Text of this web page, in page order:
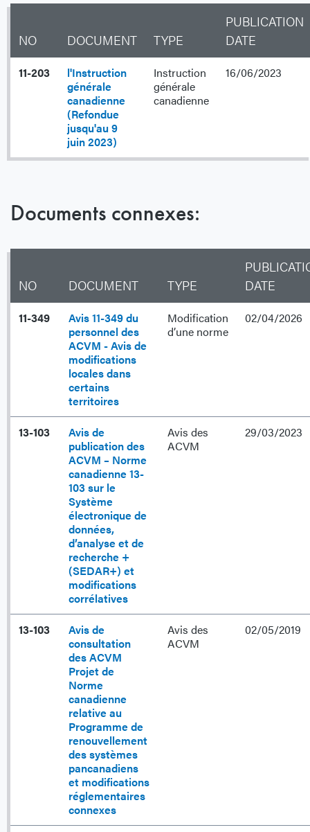
NO DOCUMENT TYPE
PUBLICATION
DATE
11-203
l'Instruction
générale
canadienne
(Refondue
jusqu'au 9
juin 2023)
Instruction
générale
canadienne
16/06/2023
Documents connexes:
NO DOCUMENT TYPE
DATE
11-349
Avis 11-349 du
personnel des
ACVM - Avis de
modifications
locales dans
certains
territoires
Modification
d’une norme
02/04/2026
13-103
Avis de
publication des
ACVM – Norme
canadienne 13-
103 sur le
Système
électronique de
données,
d’analyse et de
recherche +
(SEDAR+) et
modifications
corrélatives
Avis des
ACVM
29/03/2023
13-103
Avis de
consultation
des ACVM
Projet de
Norme
canadienne
relative au
Programme de
renouvellement
des systèmes
pancanadiens
et modifications
réglementaires
connexes
Avis des
ACVM
02/05/2019